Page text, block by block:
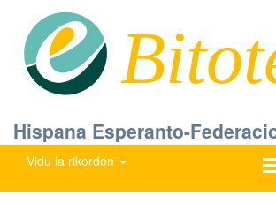
Hispana Esperanto-
Vidu la rikordon